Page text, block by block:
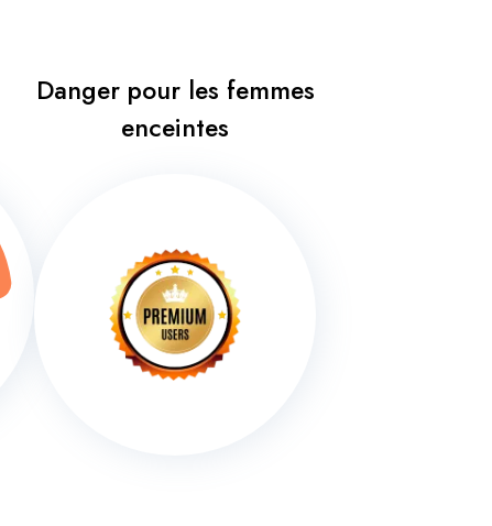
Danger pour les femmes
enceintes